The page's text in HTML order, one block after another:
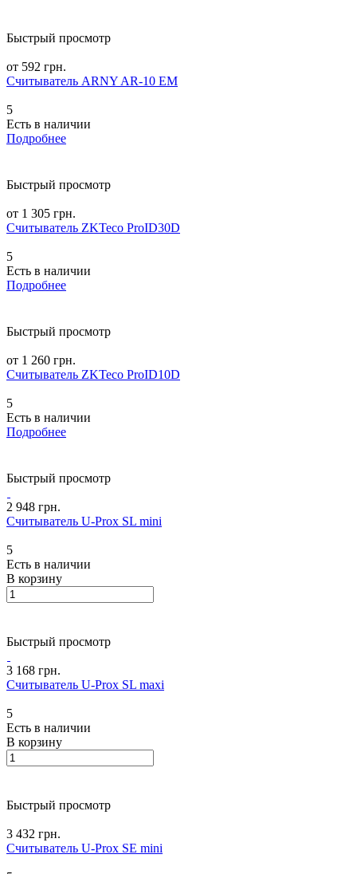
Быстрый просмотр
от 592 грн.
Считыватель ARNY AR-10 EM
5
Есть в наличии
Подробнее
Быстрый просмотр
от 1 305 грн.
Считыватель ZKTeco ProID30D
5
Есть в наличии
Подробнее
Быстрый просмотр
от 1 260 грн.
Считыватель ZKTeco ProID10D
5
Есть в наличии
Подробнее
Быстрый просмотр
2 948 грн.
Считыватель U-Prox SL mini
5
Есть в наличии
В корзину
Быстрый просмотр
3 168 грн.
Считыватель U-Prox SL maxi
5
Есть в наличии
В корзину
Быстрый просмотр
3 432 грн.
Считыватель U-Prox SE mini